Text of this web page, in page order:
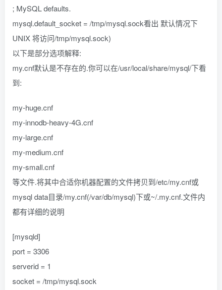
; MySQL defaults.
mysql.default_socket = /tmp/mysql.sock看出 默认情况下
UNIX 将访问/tmp/mysql.sock)
以下是部分选项解释:
my.cnf默认是不存在的.你可以在/usr/local/share/mysql/下看
到:
my-huge.cnf
my-innodb-heavy-4G.cnf
my-large.cnf
my-medium.cnf
my-small.cnf
等文件.将其中合适你机器配置的文件拷贝到/etc/my.cnf或
mysql data目录/my.cnf(/var/db/mysql)下或~/.my.cnf.文件内
都有详细的说明
[mysqld]
port = 3306
serverid = 1
socket = /tmp/mysql.sock